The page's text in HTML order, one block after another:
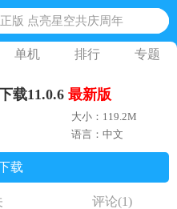
版 点亮星空共庆周年
腾讯正版 黎明觉醒生机国际服
正版奥特曼游戏
国际服 地铁跑酷体验服版本
单机 排行 专题
载11.0.6 最新版
大小：119.2M
语言：中文
载
评论(1)